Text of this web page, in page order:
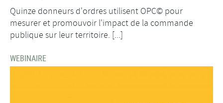
Quinze donneurs d'ordres utilisent OPC© pour
mesurer et promouvoir l'impact de la commande
publique sur leur territoire. [...]
WEBINAIRE